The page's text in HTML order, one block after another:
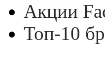
Акции
Топ-10